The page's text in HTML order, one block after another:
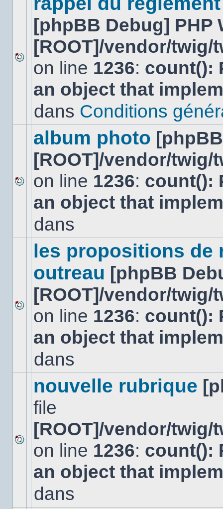
Aucun
nouveau
message
non-
dans
[phpBB Debug] PHP
[ROOT]/vendor/
on line 1236: count():
an object that
dans Conditions
Aucun
nouveau
message
sujet.
album photo
[ROOT]/vendor/
on line 1236: count():
an object that
dans
Aucun
nouveau
message
non-
dans
les propositions de
outreau [phpBB
[ROOT]/vendor/
on line 1236: count():
an object that
dans
Aucun
nouveau
message
non-
dans
nouvelle rubrique
file
[ROOT]/vendor/
on line 1236: count():
an object that
dans